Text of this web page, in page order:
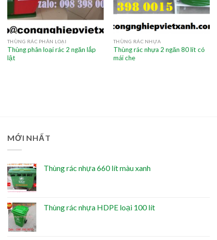
THÙNG RÁC PHÂN LOẠI
Thùng phân loại rác 2 ngăn lắp
lật
THÙNG RÁC NHỰA
Thùng rác nhựa 2 ngăn 80 lít có
mái che
MỚI NHẤT
Thùng rác nhựa 660 lít màu xanh
Thùng rác nhựa HDPE loại 100 lít